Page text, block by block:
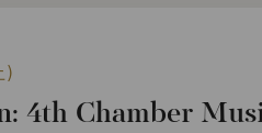
)
4th Chamber